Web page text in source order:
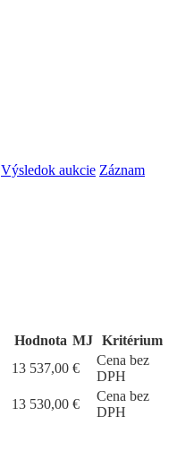
Výsledok aukcie Záznam
Hodnota MJ Kritérium
13 537,00 €
Cena bez
DPH
13 530,00 €
Cena bez
DPH